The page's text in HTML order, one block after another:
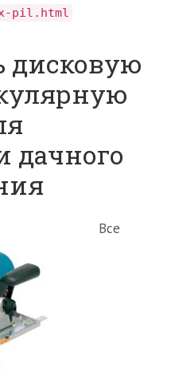
pil.html
дисковую
дачного
Все